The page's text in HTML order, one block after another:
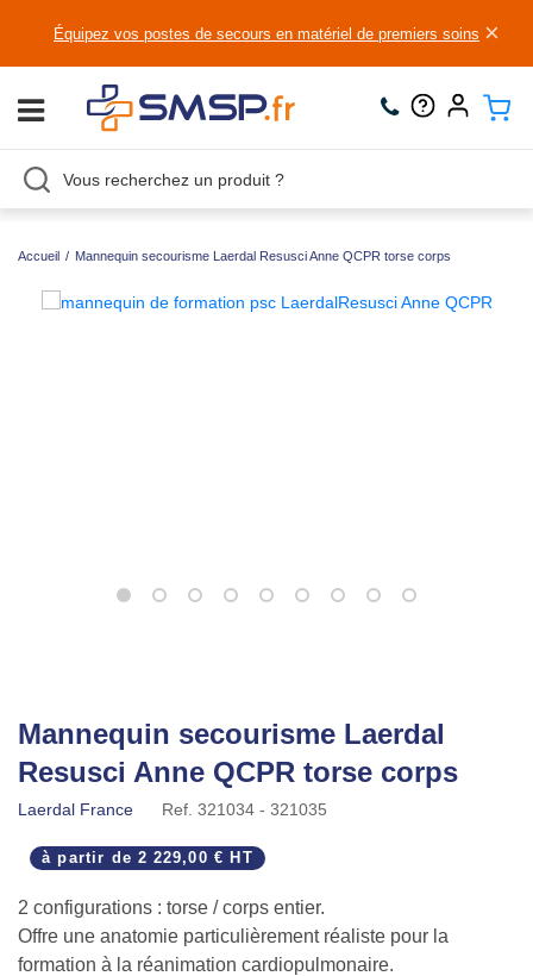
Équipez vos postes de secours en matériel de premiers soins ×
Accueil / Mannequin secourisme Laerdal Resusci Anne QCPR torse corps
Mannequin secourisme Laerdal
Resusci Anne QCPR torse corps
Laerdal France Ref. 321034 - 321035
à partir de2 229,00 € HT
2 configurations : torse / corps entier.
Offre une anatomie particulièrement réaliste pour la
formation à la réanimation cardiopulmonaire.